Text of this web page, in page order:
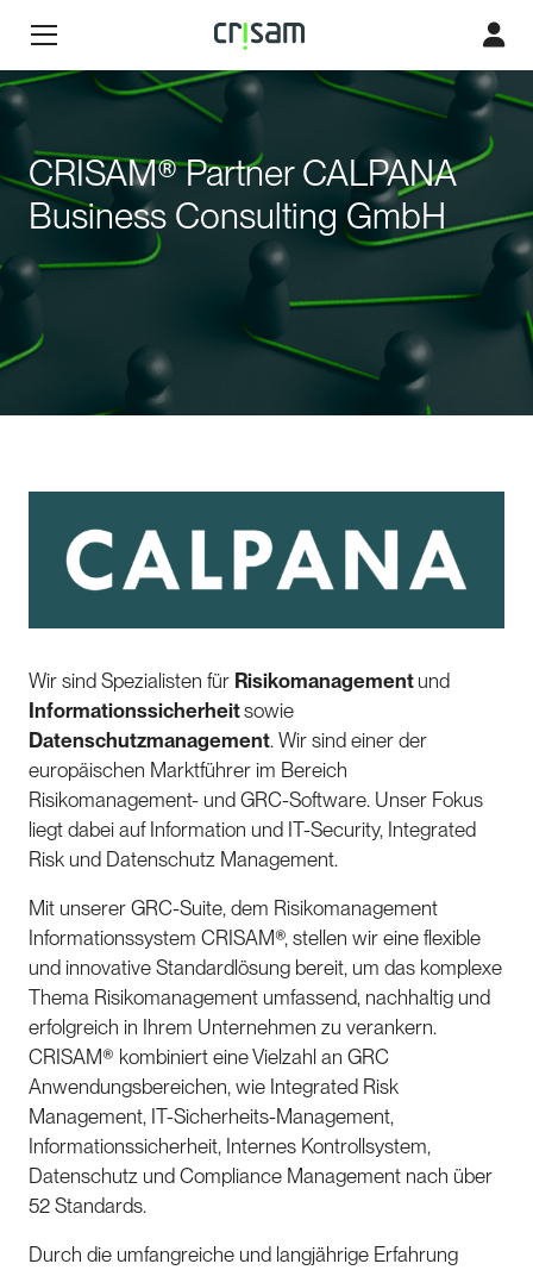
CRISAM® Partner CALPANA
Business Consulting GmbH
Wir sind Spezialisten für Risikomanagement und
Informationssicherheitsowie
Datenschutzmanagement. Wir sind einer der
europäischen Marktführer im Bereich
Risikomanagement- und GRC-Software. Unser Fokus
liegt dabei auf Information und IT-Security, Integrated
Risk und Datenschutz Management.
Mit unserer GRC-Suite, dem Risikomanagement
Informationssystem CRISAM®, stellen wir eine flexible
und innovative Standardlösung bereit, um das komplexe
Thema Risikomanagement umfassend, nachhaltig und
erfolgreich in Ihrem Unternehmen zu verankern.
CRISAM® kombiniert eine Vielzahl an GRC
Anwendungsbereichen, wie Integrated Risk
Management, IT-Sicherheits-Management,
Informationssicherheit, Internes Kontrollsystem,
Datenschutz und Compliance Management nach über
52 Standards.
Durch die umfangreiche und langjährige Erfahrung